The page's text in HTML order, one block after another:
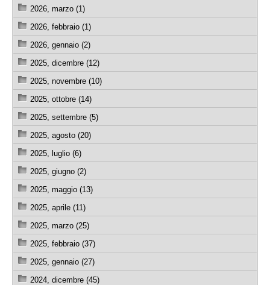
2026, marzo (1)
2026, febbraio (1)
2026, gennaio (2)
2025, dicembre (12)
2025, novembre (10)
2025, ottobre (14)
2025, settembre (5)
2025, agosto (20)
2025, luglio (6)
2025, giugno (2)
2025, maggio (13)
2025, aprile (11)
2025, marzo (25)
2025, febbraio (37)
2025, gennaio (27)
2024, dicembre (45)